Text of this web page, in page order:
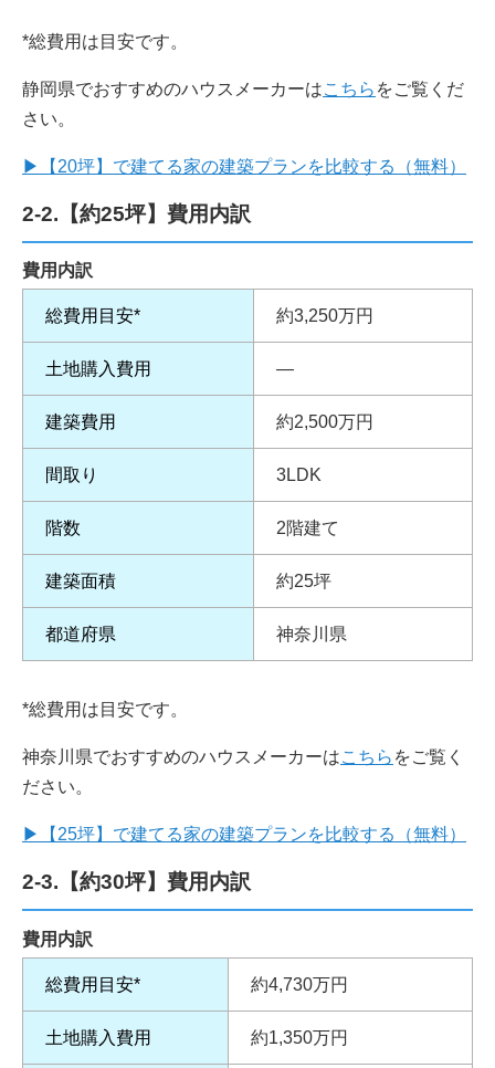
*総費用は目安です。
静岡県でおすすめのハウスメーカーはこちら をご覧くだ
さい。
▶ 【20坪】で建てる家の建築プランを比較する（無料）
2-2.【約25坪】費用内訳
費用内訳
総費用目安* 約3,250万円
土地購入費用 ―
建築費用 約2,500万円
間取り 3LDK
階数 2階建て
建築面積 約25坪
都道府県 神奈川県
*総費用は目安です。
神奈川県でおすすめのハウスメーカーはこちら をご覧く
ださい。
▶ 【25坪】で建てる家の建築プランを比較する（無料）
2-3.【約30坪】費用内訳
費用内訳
総費用目安* 約4,730万円
土地購入費用 約1,350万円